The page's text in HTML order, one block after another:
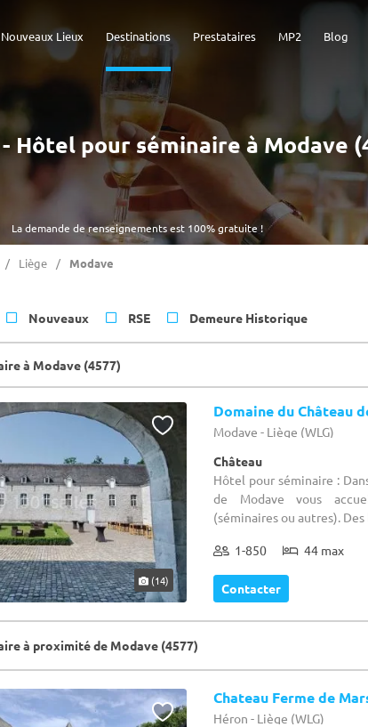
Blog
MP2
Prestataires
Destinations
Nouveaux Lieux
La demande de renseignements est 100% gratuite !
Hôtel pour séminaire à Modave
Liège Modave
Nouveaux RSE Demeure Historique
à Modave (4577)
(14)
Domaine du Château
Modave - Liège (WLG)
Château
Hôtel pour séminaire :
de Modave vous
(séminaires ou autres).
1-850 44 max
Contacter
à proximité de Modave (4577)
Chateau Ferme de
Héron - Liège (WLG)